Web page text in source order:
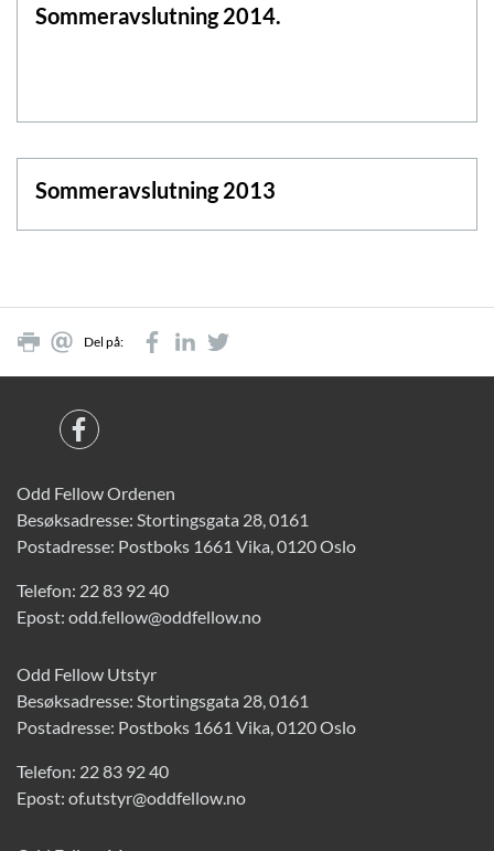
Sommeravslutning 2014.
Sommeravslutning 2013
Del på:
Odd Fellow Ordenen
Besøksadresse: Stortingsgata 28, 0161
Postadresse: Postboks 1661 Vika, 0120 Oslo
Telefon: 22 83 92 40
Epost: odd.fellow@oddfellow.no
Odd Fellow Utstyr
Besøksadresse: Stortingsgata 28, 0161
Postadresse: Postboks 1661 Vika, 0120 Oslo
Telefon: 22 83 92 40
Epost: of.utstyr@oddfellow.no